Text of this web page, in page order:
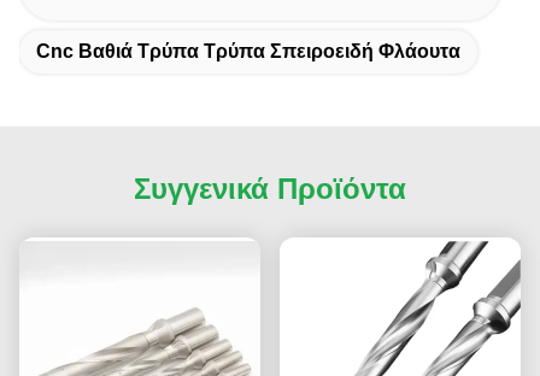
Cnc Βαθιά Τρύπα Τρύπα Σπειροειδή Φλάουτα
Συγγενικά Προϊόντα